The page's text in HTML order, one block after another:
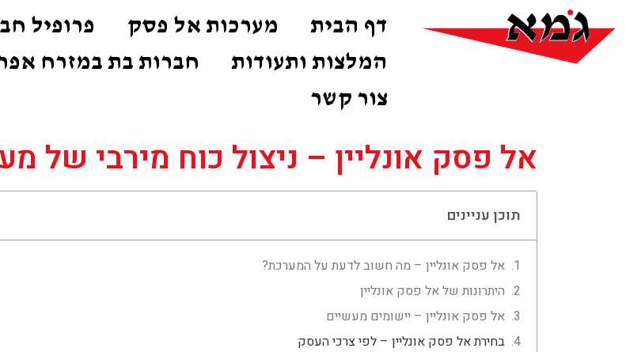
דף הבית מערכות אל פסק פרופיל
המלצות ותעודות
חברות בת במזרח
צור קשר
אל פסק אונליין – ניצול כוח מירבי של
תוכן עניינים
אל פסק אונליין – מה חשוב לדעת על המערכת?
היתרונות של אל פסק אונליין
אל פסק אונליין – יישומים מעשיים
בחירת אל פסק אונליין – לפי צרכי העסק